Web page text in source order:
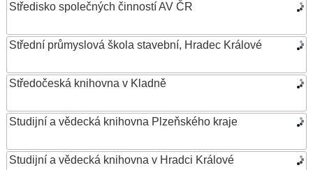
Středisko společných činností AV ČR
Střední průmyslová škola stavební, Hradec Králové
Středočeská knihovna v Kladně
Studijní a vědecká knihovna Plzeňského kraje
Studijní a vědecká knihovna v Hradci Králové